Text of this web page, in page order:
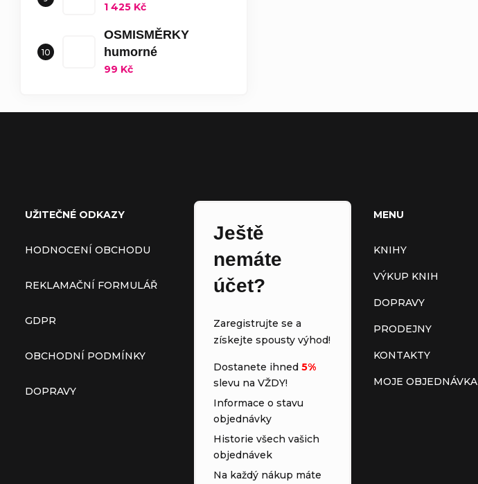
1 425 Kč
OSMISMĚRKY
humorné
99 Kč
UŽITEČNÉ ODKAZY
HODNOCENÍ OBCHODU
REKLAMAČNÍ FORMULÁŘ
GDPR
OBCHODNÍ PODMÍNKY
DOPRAVY
Ještě
nemáte
účet?
Zaregistrujte se a
získejte spousty výhod!
Dostanete ihned 5%
slevu na VŽDY!
Informace o stavu
objednávky
Historie všech vašich
objednávek
Na každý nákup máte
MENU
KNIHY
VÝKUP KNIH
DOPRAVY
PRODEJNY
KONTAKTY
MOJE OBJEDNÁVKA